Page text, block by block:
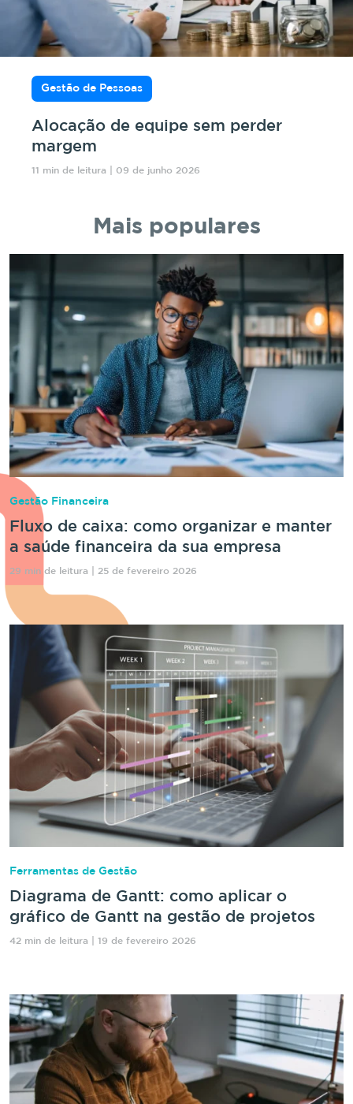
Gestão de Pessoas
Alocação de equipe sem perder
margem
11 min de leitura | 09 de junho 2026
Mais populares
Gestão Financeira
Fluxo de caixa: como organizar e manter
a saúde financeira da sua empresa
29 min de leitura | 25 de fevereiro 2026
Ferramentas de Gestão
Diagrama de Gantt: como aplicar o
gráfico de Gantt na gestão de projetos
42 min de leitura | 19 de fevereiro 2026